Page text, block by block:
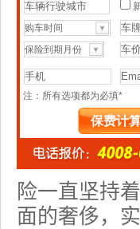
险一直坚持
面的奢侈，